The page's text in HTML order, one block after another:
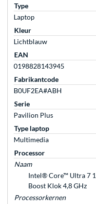
Type
Laptop
Kleur
Lichtblauw
EAN
0198828143945
Fabrikantcode
B0UF2EA#ABH
Serie
Pavilion Plus
Type laptop
Multimedia
Processor
Naam
Intel® Core™ Ultra 7
Boost Klok 4,8 GHz
Processorkernen